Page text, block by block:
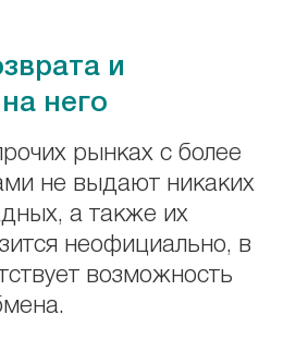
и
него
рынках с более
не выдают никаких
а также их
неофициально, в
возможность